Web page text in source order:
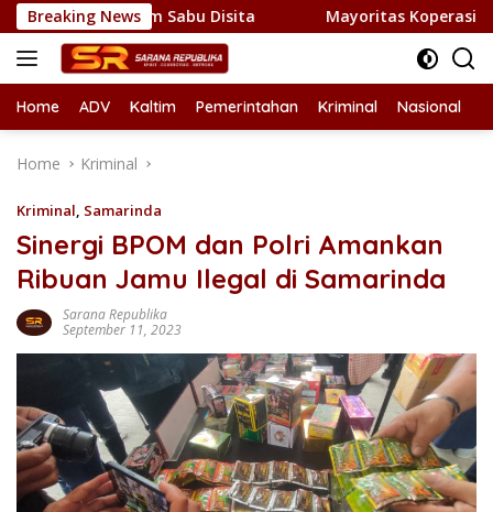
Skip
to
content
Breaking News
Kilogram Sabu Disita Mayoritas Koperasi Merah
Home ADV Kaltim Pemerintahan Kriminal Nasional
Home Kriminal
Kriminal, Samarinda
Sinergi BPOM dan Polri Amankan
Ribuan Jamu Ilegal di Samarinda
Sarana Republika
September 11, 2023